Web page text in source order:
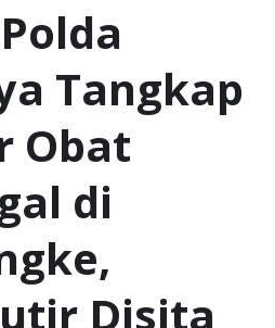
Tangkap
Obat
di
Disita